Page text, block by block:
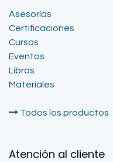
Asesorías
Certificaciones
Cursos
Eventos
Libros
Materiales
Todos los productos
Atención al cliente